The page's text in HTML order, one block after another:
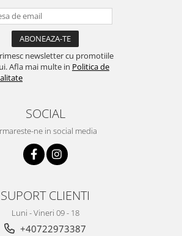
newsletter cu promotiile
Afla mai multe in Politica de
SOCIAL
ne in social media
SUPORT CLIENTI
Luni - Vineri 09 - 18
+40722973387